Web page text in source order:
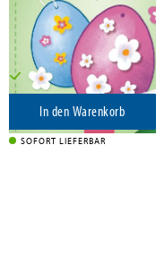
Ars Edition GmbH, 2026
8,99 €
Versandkostenfrei in DE
In den Warenkorb
SOFORT LIEFERBAR